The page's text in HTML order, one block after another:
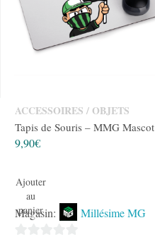
ACCESSOIRES / OBJETS
Tapis de Souris – MMG Mascot
9,90€
Ajouter
au
panier
Magasin: Millésime MG